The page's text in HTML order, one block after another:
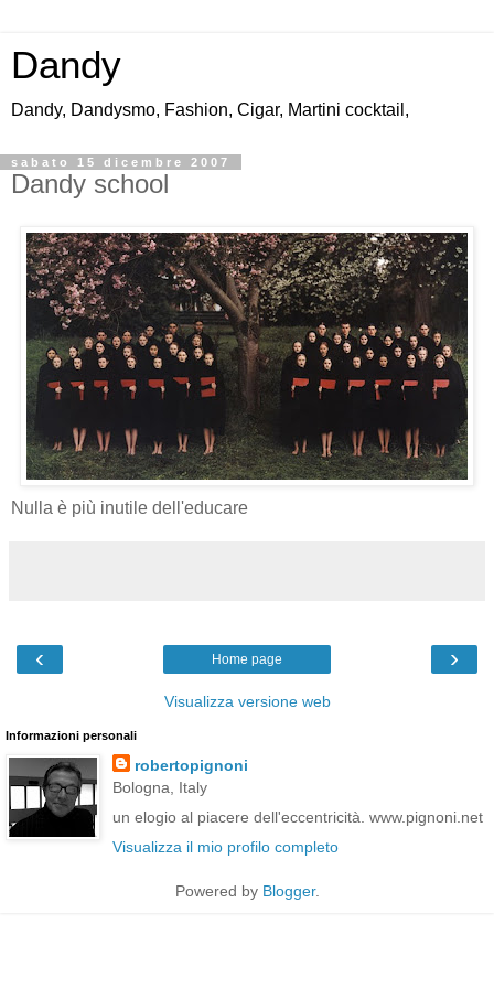
Dandy
Dandy, Dandysmo, Fashion, Cigar, Martini cocktail,
sabato 15 dicembre 2007
Dandy school
Nulla è più inutile dell'educare
‹ ›
Home page
Visualizza versione web
Informazioni personali
robertopignoni
Bologna, Italy
un elogio al piacere dell'eccentricità. www.pignoni.net
Visualizza il mio profilo completo
Powered by Blogger.